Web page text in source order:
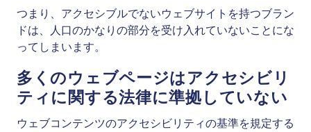
つまり、アクセシブルでないウェブサイトを持つブラン
ドは、人口のかなりの部分を受け入れていないことにな
ってしまいます。
多くのウェブページはアクセシビリ
ティに関する法律に準拠していない
ウェブコンテンツのアクセシビリティの基準を規定する